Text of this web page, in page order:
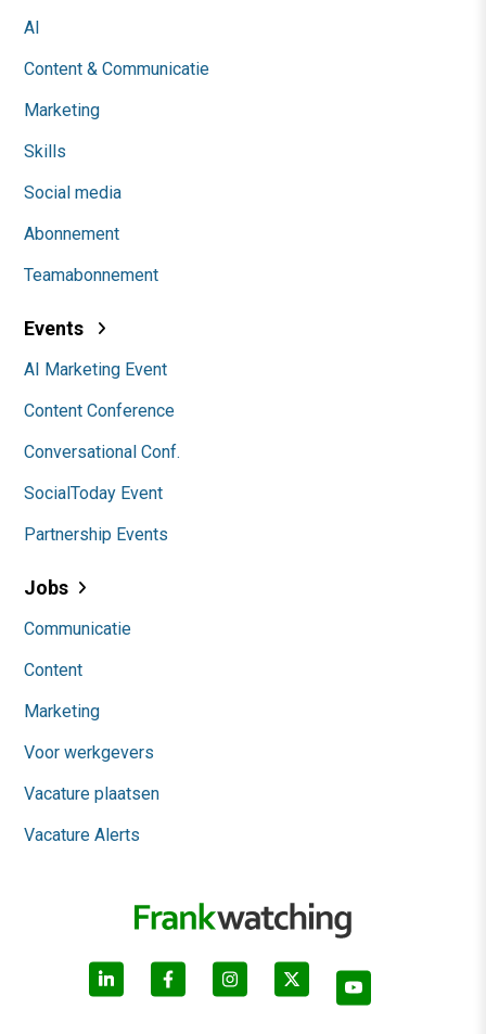
AI
Content & Communicatie
Marketing
Skills
Social media
Abonnement
Teamabonnement
Events
AI Marketing Event
Content Conference
Conversational Conf.
SocialToday Event
Partnership Events
Jobs
Communicatie
Content
Marketing
Voor werkgevers
Vacature plaatsen
Vacature Alerts